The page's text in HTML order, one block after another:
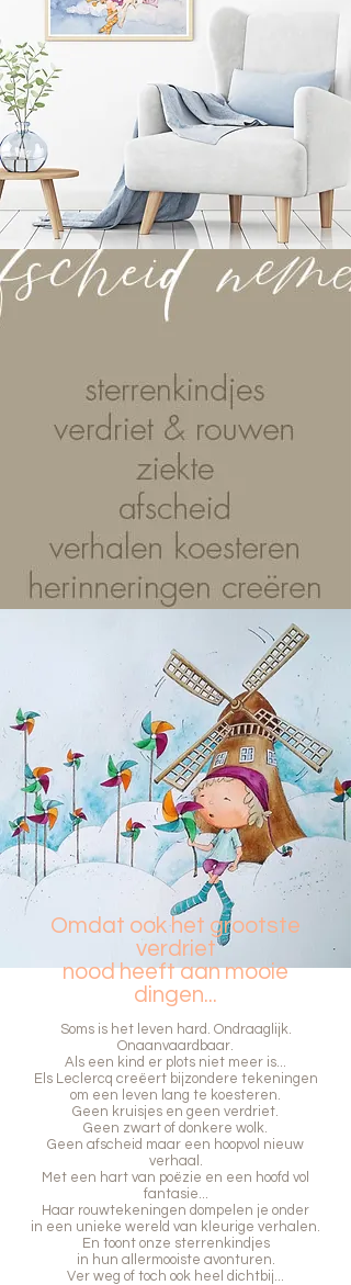
Omdat ook het grootste
verdriet
nood heeft aan mooie
dingen...
Soms is het leven hard. Ondraaglijk.
Onaanvaardbaar.
Als een kind er plots niet meer is...
Els Leclercq creëert bijzondere tekeningen
om een leven lang te koesteren.
Geen kruisjes en geen verdriet.
Geen zwart of donkere wolk.
Geen afscheid maar een hoopvol nieuw
verhaal.
Met een hart van poëzie en een hoofd vol
fantasie...
Haar rouwtekeningen dompelen je onder
in een unieke wereld van kleurige verhalen.
En toont onze sterrenkindjes
in hun allermooiste avonturen.
Ver weg of toch ook heel dichtbij...